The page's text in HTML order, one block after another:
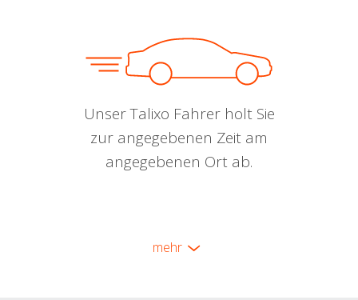
Unser Talixo Fahrer holt Sie
zur angegebenen Zeit am
angegebenen Ort ab.
mehr